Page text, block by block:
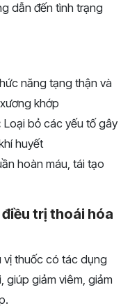
dẫn đến tình trạng
năng tạng thận và
khớp
Loại bỏ các yếu tố gây
huyết
hoàn máu, tái tạo
trị thoái hóa
vị thuốc có tác dụng
giúp giảm viêm, giảm